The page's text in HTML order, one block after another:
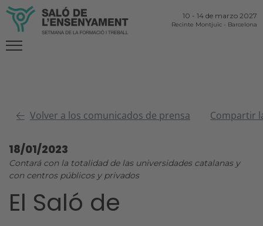
10 - 14 de marzo 2027
Recinte Montjuïc - Barcelona
Volver a los comunicados de prensa Compartir
18/01/2023
Contará con la totalidad de las universidades catalanas y
con centros públicos y privados
El Saló de